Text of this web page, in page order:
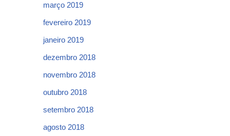
março 2019
fevereiro 2019
janeiro 2019
dezembro 2018
novembro 2018
outubro 2018
setembro 2018
agosto 2018